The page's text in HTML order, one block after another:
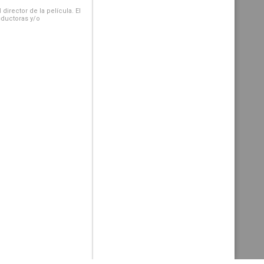
de la película. El
y/o